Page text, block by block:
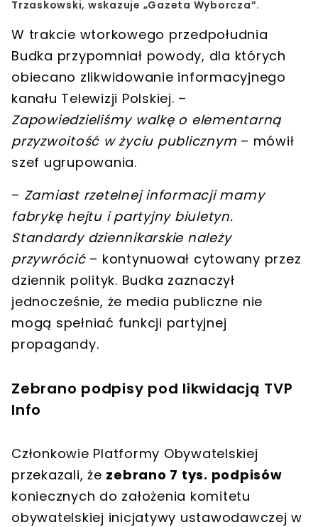
Trzaskowski, wskazuje „Gazeta Wyborcza”.
W trakcie wtorkowego przedpołudnia
Budka przypomniał powody, dla których
obiecano zlikwidowanie informacyjnego
kanału Telewizji Polskiej. –
Zapowiedzieliśmy walkę o elementarną
przyzwoitość w życiu publicznym – mówił
szef ugrupowania.
– Zamiast rzetelnej informacji mamy
fabrykę hejtu i partyjny biuletyn.
Standardy dziennikarskie należy
przywrócić– kontynuował cytowany przez
dziennik polityk. Budka zaznaczył
jednocześnie, że media publiczne nie
mogą spełniać funkcji partyjnej
propagandy.
Zebrano podpisy pod likwidacją TVP
Info
Członkowie Platformy Obywatelskiej
przekazali, że zebrano 7 tys. podpisów
koniecznych do założenia komitetu
obywatelskiej inicjatywy ustawodawczej w